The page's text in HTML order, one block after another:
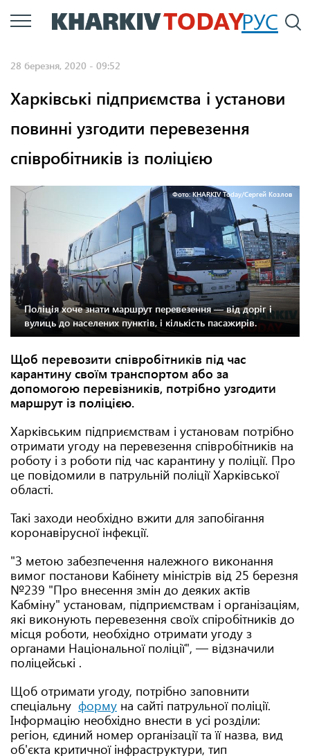
Перейти
до
РУС
28 березня, 2020 - 09:52
Харківські підприємства і установи
повинні узгодити перевезення
співробітників із поліцією
Фото: KHARKIV Today/Сергей Козлов
Поліція хоче знати маршрут перевезення — від доріг і
вулиць до населених пунктів, і кількість пасажирів.
Щоб перевозити співробітників під час
карантину своїм транспортом або за
допомогою перевізників, потрібно узгодити
маршрут із поліцією.
Харківським підприємствам і установам потрібно
отримати угоду на перевезення співробітників на
роботу і з роботи під час карантину у поліції. Про
це повідомили в патрульній поліції Харківської
області.
Такі заходи необхідно вжити для запобігання
коронавірусної інфекції.
"З метою забезпечення належного виконання
вимог постанови Кабінету міністрів від 25 березня
№239 "Про внесення змін до деяких актів
Кабміну" установам, підприємствам і організаціям,
які виконують перевезення своїх спіробітників до
місця роботи, необхідно отримати угоду з
органами Національної поліції", — відзначили
поліцейські .
Щоб отримати угоду, потрібно заповнити
спеціальну форму на сайті патрульної поліції.
Інформацію необхідно внести в усі розділи:
регіон, єдиний номер організації та її назва, вид
об'єкта критичної інфраструктури, тип